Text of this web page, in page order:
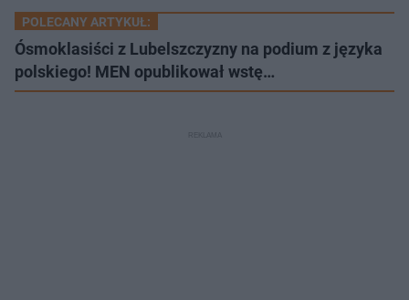
POLECANY ARTYKUŁ:
Ósmoklasiści z Lubelszczyzny na podium z języka
polskiego! MEN opublikował wstę…